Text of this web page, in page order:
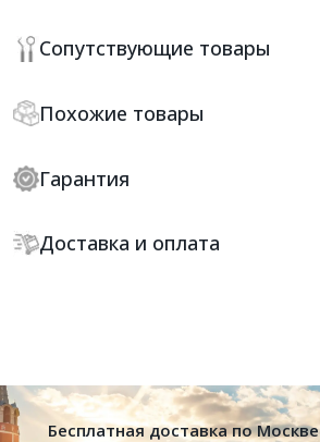
Сопутствующие товары
Похожие товары
Гарантия
Доставка и оплата
Бесплатная доставка по Москве